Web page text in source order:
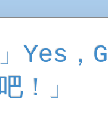
Yes
！」